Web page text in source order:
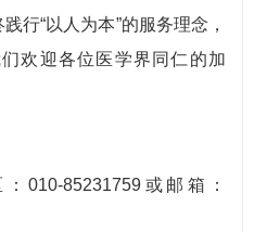
“以人为本”的服务理念，
欢迎各位医学界同仁的加
85231759或邮箱：